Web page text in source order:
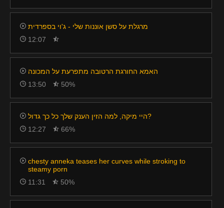
מרגלת על סשן אוננות שלי - ג'וי בספרדית
12:07
האמא החורגת הרטובה מתפרעת על המכונה
13:50
50%
היי מיקה, למה הזין הענק שלך כל כך גדול?
12:27
66%
chesty anneka teases her curves while stroking to
steamy porn
11:31
50%